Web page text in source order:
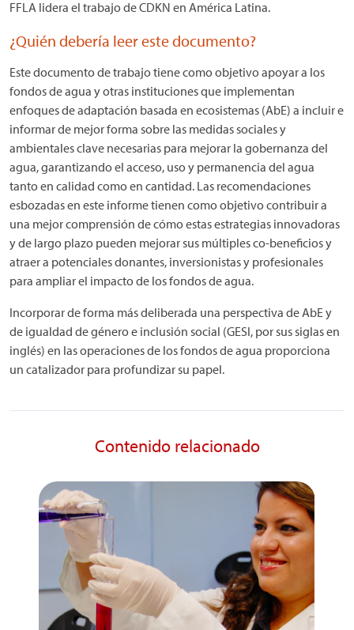
FFLA lidera el trabajo de CDKN en América Latina.
¿Quién debería leer este documento?
Este documento de trabajo tiene como objetivo apoyar a los
fondos de agua y otras instituciones que implementan
enfoques de adaptación basada en ecosistemas (AbE) a incluir e
informar de mejor forma sobre las medidas sociales y
ambientales clave necesarias para mejorar la gobernanza del
agua, garantizando el acceso, uso y permanencia del agua
tanto en calidad como en cantidad. Las recomendaciones
esbozadas en este informe tienen como objetivo contribuir a
una mejor comprensión de cómo estas estrategias innovadoras
y de largo plazo pueden mejorar sus múltiples co-beneficios y
atraer a potenciales donantes, inversionistas y profesionales
para ampliar el impacto de los fondos de agua.
Incorporar de forma más deliberada una perspectiva de AbE y
de igualdad de género e inclusión social (GESI, por sus siglas en
inglés) en las operaciones de los fondos de agua proporciona
un catalizador para profundizar su papel.
Contenido relacionado